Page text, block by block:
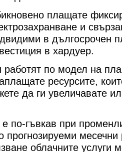
плащате
и
в дългосрочен
в хардуер.
работят по модел на
ресурсите,
да ги увеличавате
по-гъвкав при
прогнозируеми
облачните услуги